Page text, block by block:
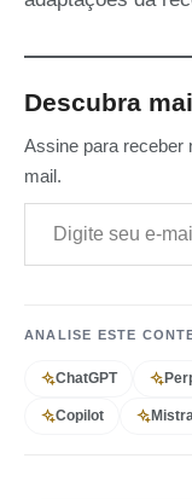
Descubra
Assine para receber
mail.
Digite seu e-mail…
ANALISE ESTE
ChatGPT
Copilot